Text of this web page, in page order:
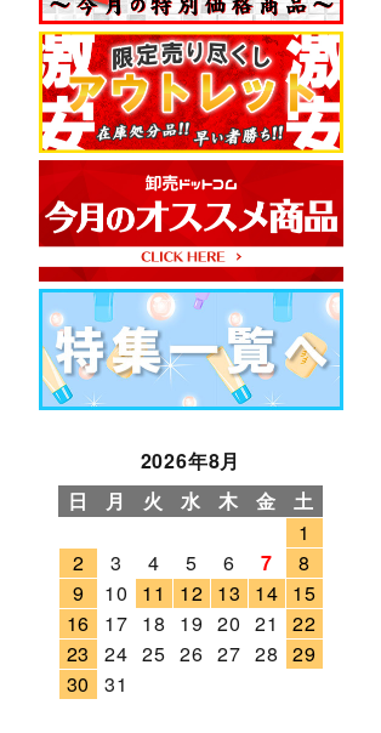
2026年8月
日
月 火 水 木 金
土
1
2
3 4 5 6 7
8
9
10 11 12 13 14 15
16
17 18 19 20 21
22
23
24 25 26 27 28 29
30
31